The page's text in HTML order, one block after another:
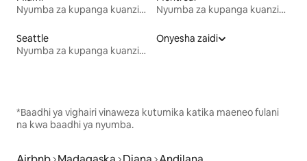
Nyumba za kupanga kuanzia mwezi mmoja
Nyumba za kupanga kuanzia mwezi mmoja
Seattle
Nyumba za kupanga kuanzia mwezi mmoja
Onyesha zaidi
*Baadhi ya vighairi vinaweza kutumika katika maeneo fulani
na kwa baadhi ya nyumba.